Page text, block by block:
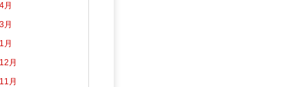
月
月
月
月
月